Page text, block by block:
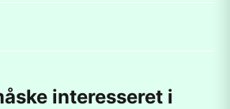
interesseret i